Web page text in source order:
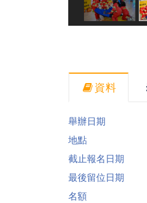
資料
舉辦日期
地點
截止報名日期
最後留位日期
名額